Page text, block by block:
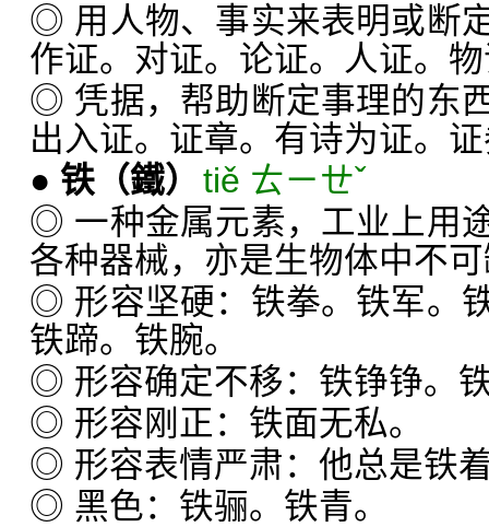
◎ 用人物、事实来表明或断
作证。对证。论证。人证。
◎ 凭据，帮助断定事理的东
出入证。证章。有诗为证。
● 铁 （鐵） tiě ㄊㄧㄝˇ
◎ 一种金属元素，工业上用
各种器械，亦是生物体中不
◎ 形容坚硬：铁拳。铁军。
铁蹄。铁腕。
◎ 形容确定不移：铁铮铮。
◎ 形容刚正：铁面无私。
◎ 形容表情严肃：他总是铁
◎ 黑色：铁骊。铁青。